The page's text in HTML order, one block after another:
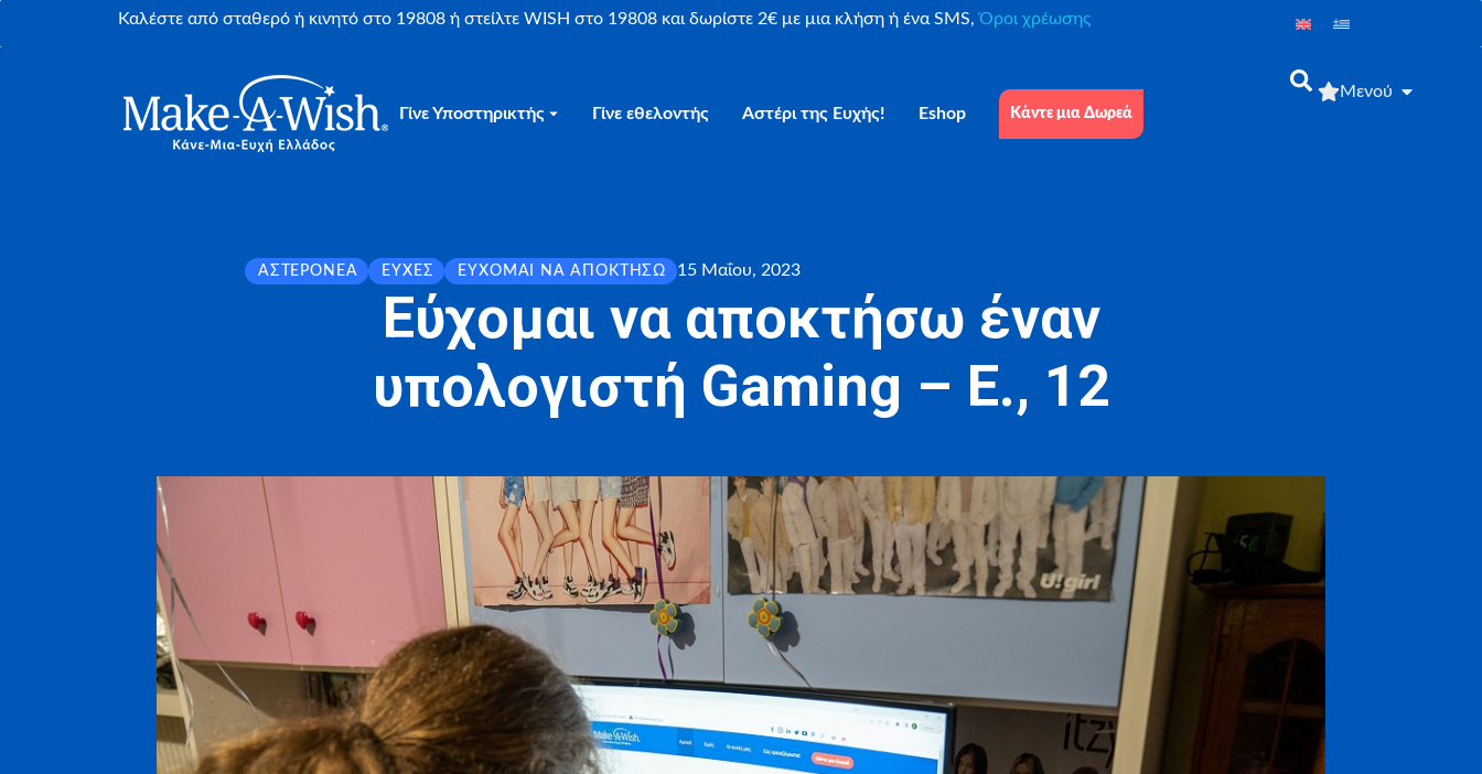
Καλέστε από σταθερό ή κινητό στο 19808 ή στείλτε WISH στο 19808 και δωρίστε 2€ με μια κλήση ή ένα SMS,Όροι χρέωσης
Γίνε Υποστηρικτής Γίνε εθελοντής Αστέρι της Ευχής! Eshop Κάντε μια Δωρεά
Μενού
ΑΣΤΕΡΟΝΈΑ ΕΥΧΈΣ ΕΎΧΟΜΑΙ ΝΑ ΑΠΟΚΤΉΣΩ 15 Μαΐου, 2023
Εύχομαι να αποκτήσω έναν
υπολογιστή Gaming – Ε., 12